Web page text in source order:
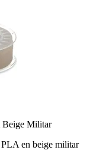
Militar
en beige militar